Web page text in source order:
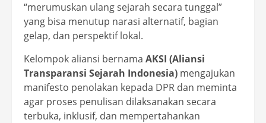
“merumuskan ulang sejarah secara tunggal”
yang bisa menutup narasi alternatif, bagian
gelap, dan perspektif lokal.
Kelompok aliansi bernama AKSI (Aliansi
Transparansi Sejarah Indonesia) mengajukan
manifesto penolakan kepada DPR dan meminta
agar proses penulisan dilaksanakan secara
terbuka, inklusif, dan mempertahankan